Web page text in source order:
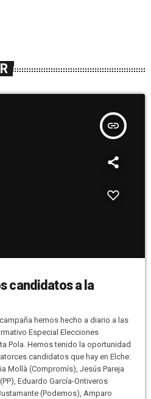
insert_link
candidatos a la
hemos hecho a diario a las
Especial Elecciones
Pola. Hemos tenido la oportunidad
candidatos que hay en Elche:
Mollà (Compromís), Jesús Pareja
Eduardo García-Ontiveros
(Podemos), Amparo